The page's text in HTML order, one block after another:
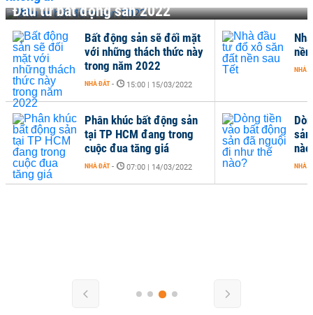
Đầu tư bất động sản 2022
NHÀ
Bất động sản sẽ đối mặt
với những thách thức này
trong năm 2022
NHÀ ĐẤT - 15:00 | 15/03/2022
Phân khúc bất động sản
tại TP HCM đang trong
cuộc đua tăng giá
NHÀ ĐẤT - 07:00 | 14/03/2022
NHÀ